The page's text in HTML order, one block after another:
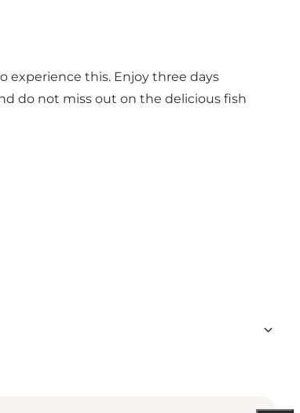
experience this. Enjoy three days
do not miss out on the delicious fish